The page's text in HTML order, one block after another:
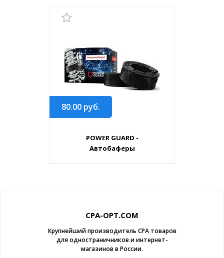
80.00 руб.
POWER GUARD -
Автобаферы
CPA-OPT.COM
Крупнейший производитель CPA товаров
для одностраничников и интернет-
магазинов в России.